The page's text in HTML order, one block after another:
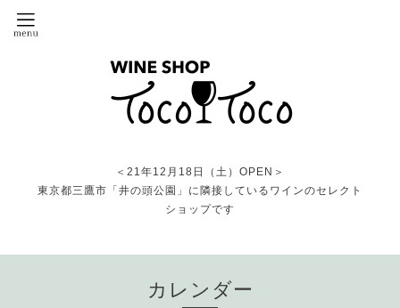
＜21年12月18日（土）OPEN＞
東京都三鷹市「井の頭公園」に隣接しているワインのセレクト
ショップです
カレンダー